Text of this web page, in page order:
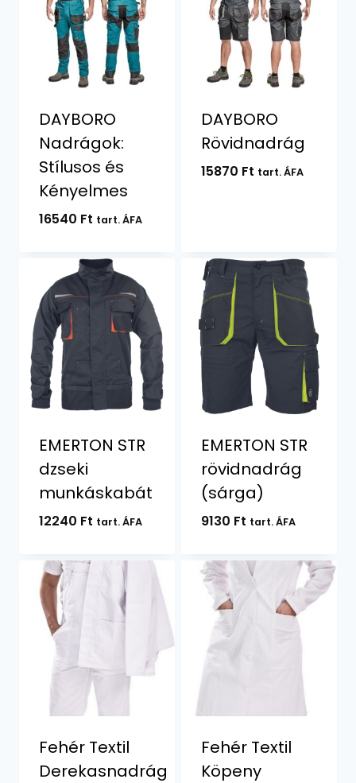
DAYBORO
Nadrágok:
Stílusos és
Kényelmes
16540 Ft tart. ÁFA
DAYBORO
Rövidnadrág
15870 Ft tart. ÁFA
EMERTON STR
dzseki
munkáskabát
12240 Ft tart. ÁFA
EMERTON STR
rövidnadrág
(sárga)
9130 Ft tart. ÁFA
Fehér Textil
Derekasnadrág
Fehér Textil
Köpeny